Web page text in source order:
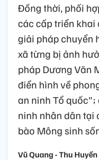
Đồng thời, phối
các cấp triển khai
giải pháp chuyển
xã từng bị ảnh
pháp Dương Văn
điển hình về
an ninh Tổ
ninh nhân dân tại
bào Mông sinh
Vũ Quang - Thu Huyền